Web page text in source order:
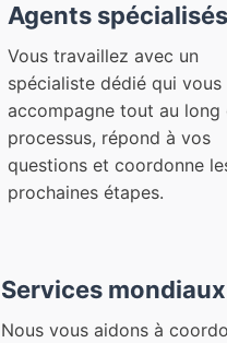
Agents spécialisés
Vous travaillez avec un
spécialiste dédié qui vous
accompagne tout au long
processus, répond à vos
questions et coordonne
prochaines étapes.
Services mondiaux
Nous vous aidons à